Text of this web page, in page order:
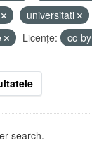
universitati
Licenţe: cc-by
search.